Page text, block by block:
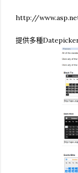
http://
提供多種